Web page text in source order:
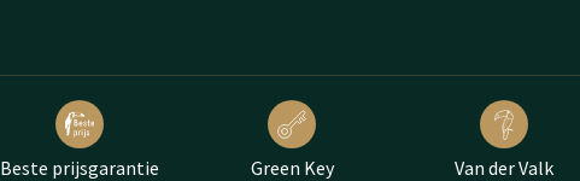
Beste prijsgarantie Green Key Van der Valk